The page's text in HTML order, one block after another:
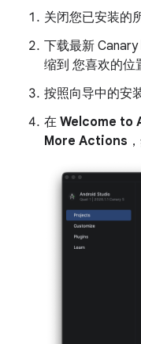
关闭您已安装的
下载最新 Canary
缩到 您喜欢的位
按照向导中的安
在 Welcome to
More Actions